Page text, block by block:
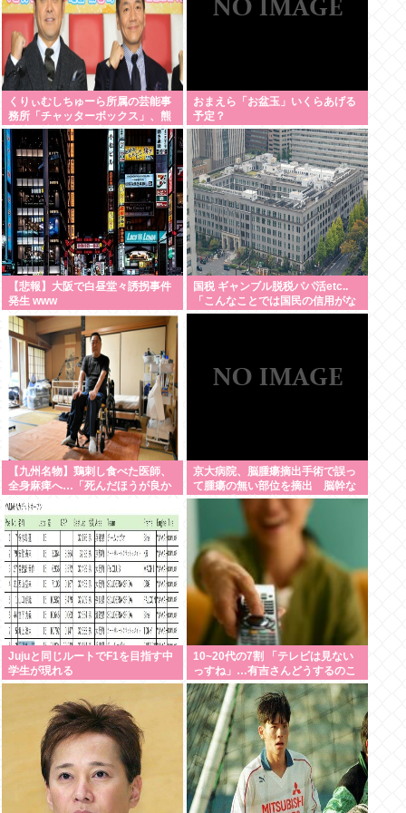
くりぃむしちゅーら所属の芸能事
務所「チャッターボックス」、熊
本地震被災地に災害義援金寄付を
発表
おまえら「お盆玉」いくらあげる
予定？
【悲報】大阪で白昼堂々誘拐事件
発生 www
国税 ギャンブル脱税パパ活etc..
「こんなことでは国民の信用がな
くなってしまう」
【九州名物】鶏刺し食べた医師、
全身麻痺へ…「死んだほうが良か
京大病院、脳腫瘍摘出手術で誤っ
て腫瘍の無い部位を摘出 脳幹な
ど損傷受け植物状態に
Jujuと同じルートでF1を目指す中
学生が現れる
10~20代の7割 「テレビは見ない
っすね」…有吉さんどうするのこ
れ